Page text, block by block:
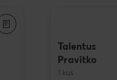
Talentus
Pravítko
1 kus